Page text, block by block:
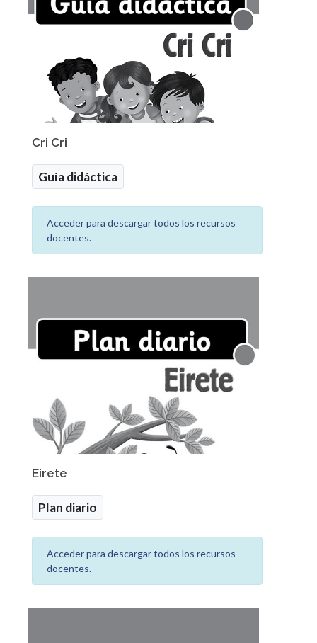
Cri Cri
Guía didáctica
Acceder para descargar todos los recursos
docentes.
Eirete
Plan diario
Acceder para descargar todos los recursos
docentes.